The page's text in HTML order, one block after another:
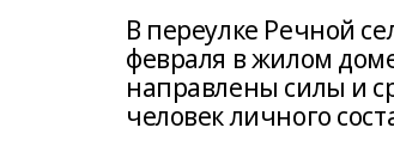
В переулке Речной
февраля в жилом
направлены силы и
человек личного